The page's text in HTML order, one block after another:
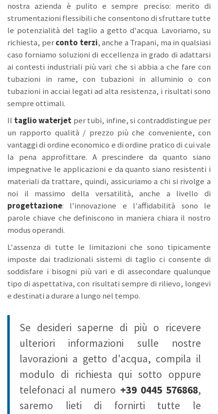
nostra azienda è pulito e sempre preciso: merito di
strumentazioni flessibili che consentono di sfruttare tutte
le potenzialità del taglio a getto d'acqua. Lavoriamo, su
richiesta, perconto terzi,anche a Trapani, ma in qualsiasi
caso forniamo soluzioni di eccellenza in grado di adattarsi
ai contesti industriali più vari: che si abbia a che fare con
tubazioni in rame, con tubazioni in alluminio o con
tubazioni in acciai legati ad alta resistenza, i risultati sono
sempre ottimali.
Il taglio waterjet per tubi, infine, si contraddistingue per
un rapporto qualità / prezzo più che conveniente, con
vantaggi di ordine economico e di ordine pratico di cui vale
la pena approfittare. A prescindere da quanto siano
impegnative le applicazioni e da quanto siano resistenti i
materiali da trattare, quindi, assicuriamo a chi si rivolge a
noi il massimo della versatilità, anche a livello di
progettazione: l'innovazione e l'affidabilità sono le
parole chiave che definiscono in maniera chiara il nostro
modus operandi.
L'assenza di tutte le limitazioni che sono tipicamente
imposte dai tradizionali sistemi di taglio ci consente di
soddisfare i bisogni più vari e di assecondare qualunque
tipo di aspettativa, con risultati sempre di rilievo, longevi
e destinati a durare a lungo nel tempo.
Se desideri saperne di più o ricevere
ulteriori informazioni sulle nostre
lavorazioni a getto d'acqua, compila il
modulo di richiesta qui sotto oppure
telefonaci al numero +39 0445 576868,
saremo lieti di fornirti tutte le